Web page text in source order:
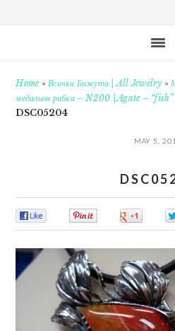
Home»Всички Бижута | All Jewelry »
медальон рибка – N200 | Agate –
DSC05204
MAY 5,